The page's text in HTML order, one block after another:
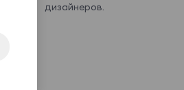
дизайнеров.